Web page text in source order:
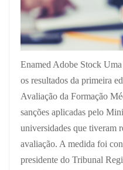
Enamed Adobe Stock Uma
os resultados da primeira
Avaliação da Formação
sanções aplicadas pelo
universidades que tiveram
avaliação. A medida foi
presidente do Tribunal